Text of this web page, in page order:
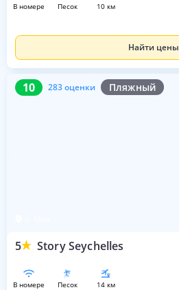
в номере песок 10 км
Найти цены
10 283 оценки Пляжный
5 Story Seychelles
10 283 оценки
в номере песок 14 км